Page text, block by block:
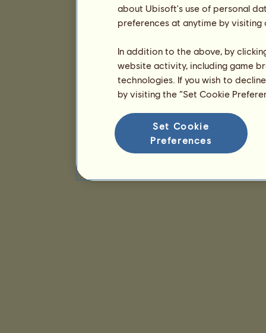
about Ubisoft's use of personal
preferences at anytime by
In addition to the above, by
website activity, including game
technologies. If you wish to
by visiting the “Set Cookie
Set Cookie
Preferences